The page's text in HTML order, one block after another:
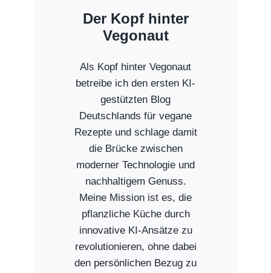
Der Kopf hinter
Vegonaut
Als Kopf hinter Vegonaut
betreibe ich den ersten KI-
gestützten Blog
Deutschlands für vegane
Rezepte und schlage damit
die Brücke zwischen
moderner Technologie und
nachhaltigem Genuss.
Meine Mission ist es, die
pflanzliche Küche durch
innovative KI-Ansätze zu
revolutionieren, ohne dabei
den persönlichen Bezug zu